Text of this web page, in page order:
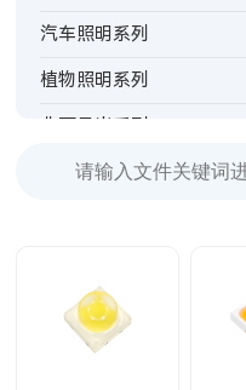
汽车照明系列
植物照明系列
非可见光系列
背光指示系列